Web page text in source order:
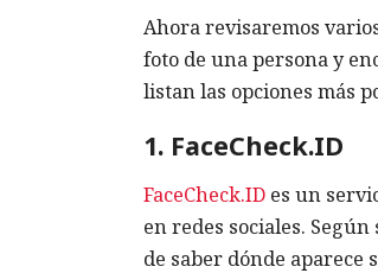
Ahora revisaremos
foto de una persona y
listan las opciones más
1. FaceCheck.ID
FaceCheck.ID es un
en redes sociales.
de saber dónde